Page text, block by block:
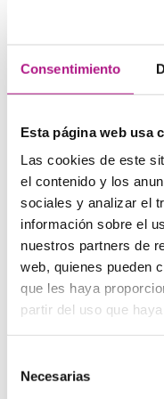
Consentimiento
Esta página web usa
Las cookies de este
el contenido y los
sociales y analizar el
información sobre el
nuestros partners de
web, quienes pueden
que les haya
partir del uso que
Necesarias
Preguntas
nuestra
¿Qué ventajas
una academia
Up!?
Acceso ilimitado con
inglés con nativos,
el e-campus. Estamos
English si